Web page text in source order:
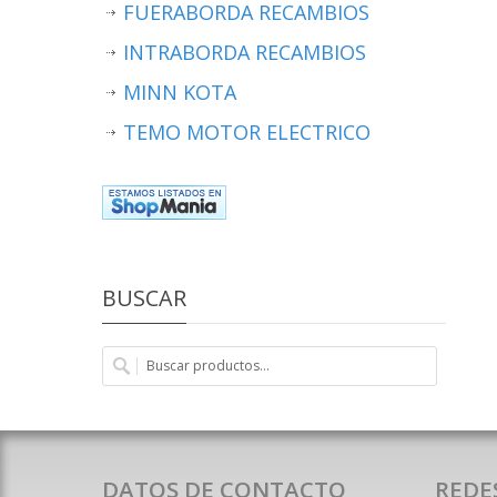
FUERABORDA RECAMBIOS
INTRABORDA RECAMBIOS
MINN KOTA
TEMO MOTOR ELECTRICO
BUSCAR
DATOS DE CONTACTO